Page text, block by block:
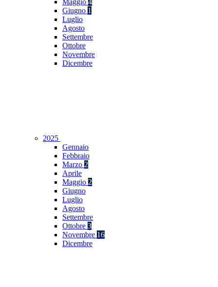
Maggio 4
Giugno 1
Luglio
Agosto
Settembre
Ottobre
Novembre
Dicembre
2025
Gennaio
Febbraio
Marzo 2
Aprile
Maggio 2
Giugno
Luglio
Agosto
Settembre
Ottobre 3
Novembre 16
Dicembre